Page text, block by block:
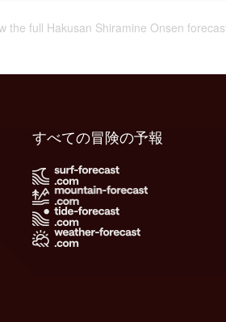
the full Hakusan Shiramine Onsen
すべての冒険の予報